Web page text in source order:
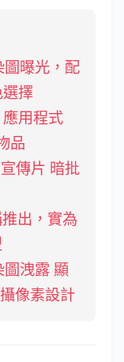
圖曝光，配
選擇
應用程式
品
傳片 暗批
出，實為
圖洩露 顯
像素設計